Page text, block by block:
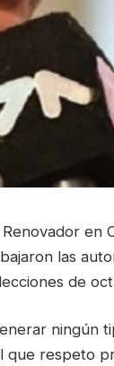
en
las
de
ningún
respeto